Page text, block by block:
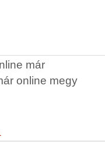
már
online megy